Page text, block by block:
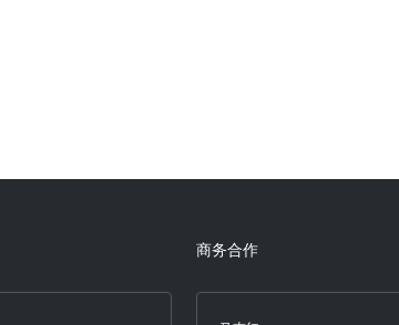
商务合作